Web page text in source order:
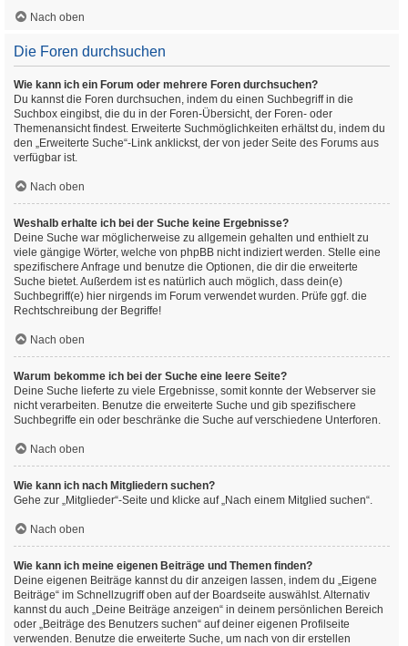
Nach oben
Die Foren durchsuchen
Wie kann ich ein Forum oder mehrere Foren durchsuchen?
Du kannst die Foren durchsuchen, indem du einen Suchbegriff in die
Suchbox eingibst, die du in der Foren-Übersicht, der Foren- oder
Themenansicht findest. Erweiterte Suchmöglichkeiten erhältst du, indem du
den „Erweiterte Suche“-Link anklickst, der von jeder Seite des Forums aus
verfügbar ist.
Nach oben
Weshalb erhalte ich bei der Suche keine Ergebnisse?
Deine Suche war möglicherweise zu allgemein gehalten und enthielt zu
viele gängige Wörter, welche von phpBB nicht indiziert werden. Stelle eine
spezifischere Anfrage und benutze die Optionen, die dir die erweiterte
Suche bietet. Außerdem ist es natürlich auch möglich, dass dein(e)
Suchbegriff(e) hier nirgends im Forum verwendet wurden. Prüfe ggf. die
Rechtschreibung der Begriffe!
Nach oben
Warum bekomme ich bei der Suche eine leere Seite?
Deine Suche lieferte zu viele Ergebnisse, somit konnte der Webserver sie
nicht verarbeiten. Benutze die erweiterte Suche und gib spezifischere
Suchbegriffe ein oder beschränke die Suche auf verschiedene Unterforen.
Nach oben
Wie kann ich nach Mitgliedern suchen?
Gehe zur „Mitglieder“-Seite und klicke auf „Nach einem Mitglied suchen“.
Nach oben
Wie kann ich meine eigenen Beiträge und Themen finden?
Deine eigenen Beiträge kannst du dir anzeigen lassen, indem du „Eigene
Beiträge“ im Schnellzugriff oben auf der Boardseite auswählst. Alternativ
kannst du auch „Deine Beiträge anzeigen“ in deinem persönlichen Bereich
oder „Beiträge des Benutzers suchen“ auf deiner eigenen Profilseite
verwenden. Benutze die erweiterte Suche, um nach von dir erstellen